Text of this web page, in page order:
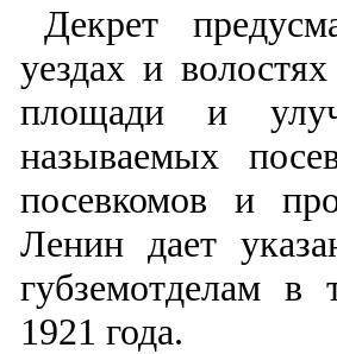
Декрет
уездах и
площади и
называемых
посевкомов и
Ленин дает
губземотделам в
1921 года.